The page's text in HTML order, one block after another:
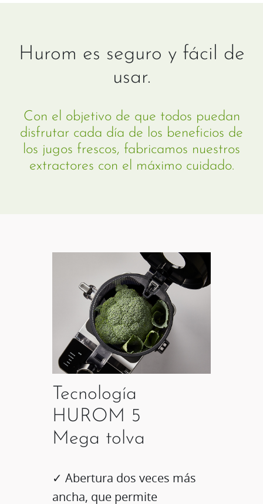
Hurom es seguro y fácil de
usar.
Con el objetivo de que todos puedan
disfrutar cada día de los beneficios de
los jugos frescos, fabricamos nuestros
extractores con el máximo cuidado.
Tecnología
HUROM 5
Mega tolva
✓ Abertura dos veces más
ancha, que permite